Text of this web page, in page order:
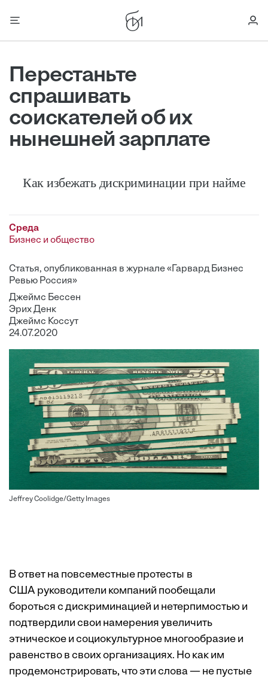
Перестаньте
спрашивать
соискателей об их
нынешней зарплате
Как избежать дискриминации при найме
Среда
Бизнес и общество
Статья, опубликованная в журнале «Гарвард Бизнес
Ревью Россия»
Джеймс Бессен
Эрих Денк
Джеймс Коссут
24.07.2020
Jeffrey Coolidge/Getty Images
В ответ на повсеместные протесты в
США руководители компаний пообещали
бороться с дискриминацией и нетерпимостью и
подтвердили свои намерения увеличить
этническое и социокультурное многообразие и
равенство в своих организациях. Но как им
продемонстрировать, что эти слова — не пустые